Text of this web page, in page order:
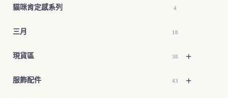
貓咪肯定感系列 4
三月 18
+
現貨區 38
+
服飾配件 43